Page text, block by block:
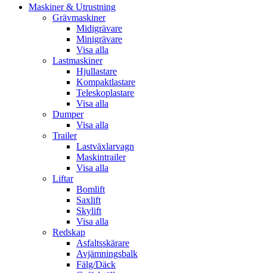
Close
Maskiner & Utrustning
Grävmaskiner
Midigrävare
Minigrävare
Visa alla
Lastmaskiner
Hjullastare
Kompaktlastare
Teleskoplastare
Visa alla
Dumper
Visa alla
Trailer
Lastväxlarvagn
Maskintrailer
Visa alla
Liftar
Bomlift
Saxlift
Skylift
Visa alla
Redskap
Asfaltsskärare
Avjämningsbalk
Fälg/Däck